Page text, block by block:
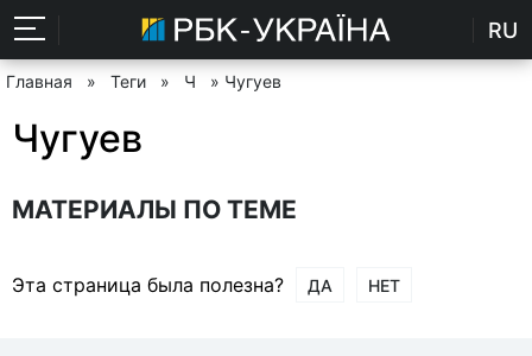
RU
Главная » Теги » Ч » Чугуев
Чугуев
МАТЕРИАЛЫ ПО ТЕМЕ
Эта страница была полезна? ДА НЕТ